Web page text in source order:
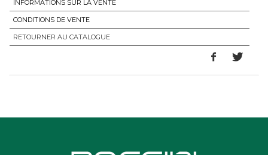
INFORMATIONS SUR LA VENTE
CONDITIONS DE VENTE
RETOURNER AU CATALOGUE